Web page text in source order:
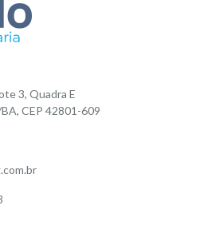
3, Quadra E
CEP 42801-609